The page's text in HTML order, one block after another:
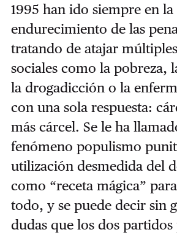
1995 han ido siempre en
endurecimiento de las
tratando de atajar
sociales como la pobreza,
la drogadicción o la
con una sola respuesta:
más cárcel. Se le ha
fenómeno populismo
utilización desmedida del
como “receta mágica”
todo, y se puede decir sin
dudas que los dos